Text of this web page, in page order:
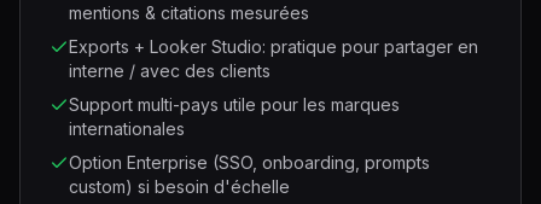
mentions & citations mesurées
Exports + Looker Studio: pratique pour partager en
interne / avec des clients
Support multi-pays utile pour les marques
internationales
Option Enterprise (SSO, onboarding, prompts
custom) si besoin d'échelle